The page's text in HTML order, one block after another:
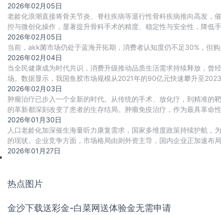
级别。展望未来，行业的发展将由技术突
2026年02月05日
老龄化浪潮直接将骨关节炎、脊柱疾病等退行性骨科疾病推向高发，
控与微创化操作，显著提升骨科手术的精度、稳定性与安全性，降低
需求端高速成长。
2026年02月05日
当前，akk菌市场仍处于蓝海开拓期，消费者认知度仍不足30%，但
2026年02月04日
当全民健康成为时代共识，消费升级推动品质生活需求持续释放，
场。数据显示，我国鱼胶市场规模从2021年的90亿元快速攀升至
劲的增长潜力。
2026年02月03日
肿瘤治疗已步入一个全新的时代。从传统的手术、放化疗，到精准
的革新都深刻改变了患者的生存结局。肿瘤免疫治疗，作为最具革
对热点。
2026年01月30日
人口老龄化加深催生海量听力康复需求，国家多维度政策持续护航
的现状。企业竞争方面，市场格局由则外资主导，国内企业正加速布
齐升”，贸易顺差同步扩大。此外，ai技术与助
2026年01月27日
热点图片
金沙下载送彩金-白菜网送体验金无需申请